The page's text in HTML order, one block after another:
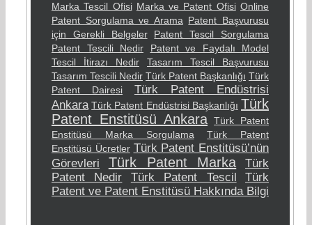
Marka Tescil Ofisi Marka ve Patent Ofisi Online
Patent Sorgulama ve Arama Patent Başvurusu
için Gerekli Belgeler
Patent Tescil Sorgulama
Patent Tescili Nedir
Patent ve Faydalı Model
Tescil İtirazı Nedir
Tasarım Tescil Başvurusu
Tasarım Tescili Nedir Türk Patent Başkanlığı Türk
Patent Dairesi
Türk Patent Endüstrisi
Ankara Türk Patent Endüstrisi Başkanlığı Türk
Patent Enstitüsü Ankara Türk Patent
Enstitüsü Marka Sorgulama
Türk Patent
Enstitüsü Ücretler Türk Patent Enstitüsü’nün
Görevleri
Türk Patent Marka
Türk
Patent Nedir
Türk Patent Tescil
Türk
Patent ve Patent Enstitüsü Hakkında Bilgi